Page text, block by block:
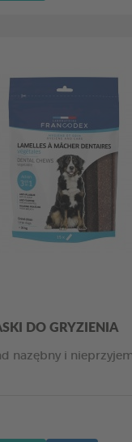
DO GRYZIENIA
nazębny i